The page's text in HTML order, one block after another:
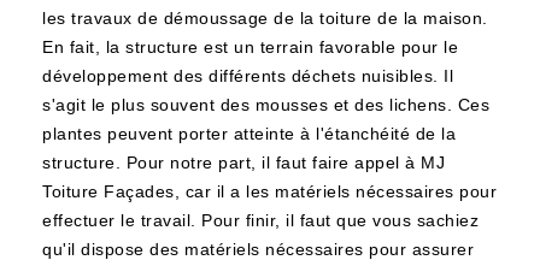
les travaux de démoussage de la toiture de la maison.
En fait, la structure est un terrain favorable pour le
développement des différents déchets nuisibles. Il
s'agit le plus souvent des mousses et des lichens. Ces
plantes peuvent porter atteinte à l'étanchéité de la
structure. Pour notre part, il faut faire appel à MJ
Toiture Façades, car il a les matériels nécessaires pour
effectuer le travail. Pour finir, il faut que vous sachiez
qu'il dispose des matériels nécessaires pour assurer